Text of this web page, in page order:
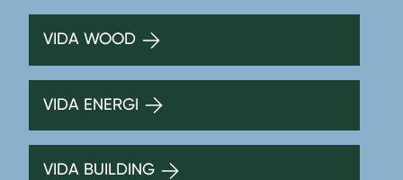
VIDA WOOD
VIDA ENERGI
VIDA BUILDING